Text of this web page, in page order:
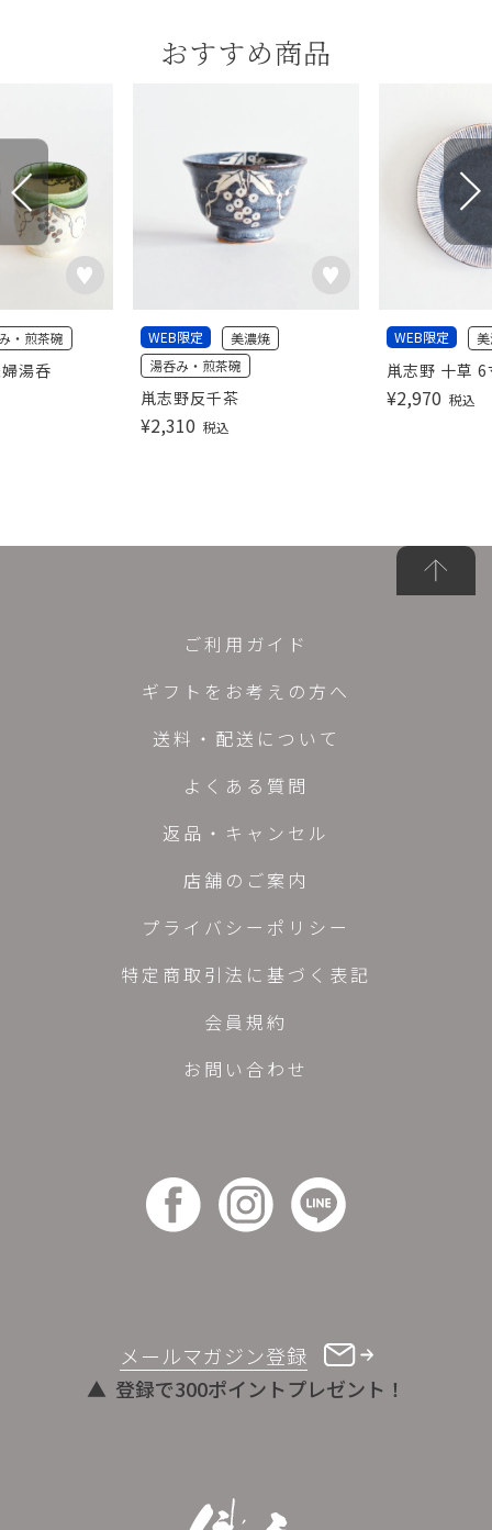
おすすめ商品
湯呑
・煎茶碗
鼡志野反千茶
WEB限定
美濃焼
湯呑み・煎茶碗
¥2,310 税込
鼡志野 十草 6
WEB限定
¥2,970 税込
メールマガジン登録
登録で300ポイントプレゼント！
ご利用ガイド
ギフトをお考えの方へ
送料・配送について
よくある質問
返品・キャンセル
店舗のご案内
プライバシーポリシー
特定商取引法に基づく表記
会員規約
お問い合わせ